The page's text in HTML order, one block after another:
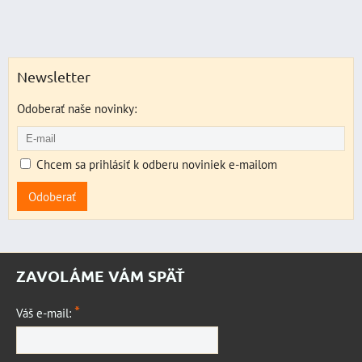
Newsletter
Odoberať naše novinky:
Chcem sa prihlásiť k odberu noviniek e-mailom
Odoberať
ZAVOLÁME VÁM SPÄŤ
Váš e-mail: *